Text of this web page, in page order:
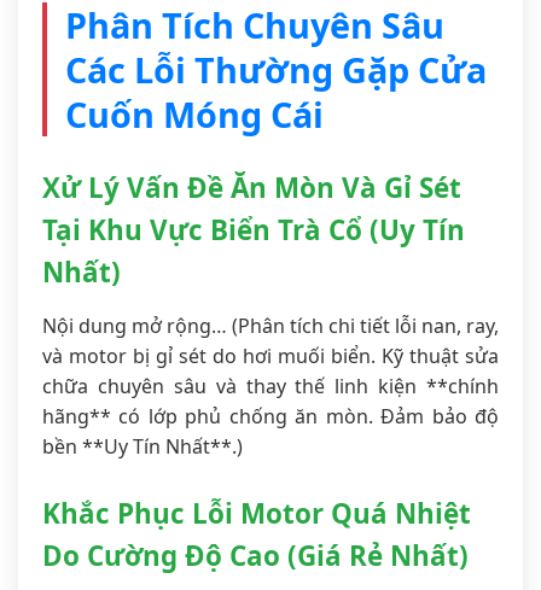
Phân Tích Chuyên Sâu
Các Lỗi Thường Gặp Cửa
Cuốn Móng Cái
Xử Lý Vấn Đề Ăn Mòn Và Gỉ Sét
Tại Khu Vực Biển Trà Cổ (Uy Tín
Nhất)
Nội dung mở rộng… (Phân tích chi tiết lỗi nan, ray,
và motor bị gỉ sét do hơi muối biển. Kỹ thuật sửa
chữa chuyên sâu và thay thế linh kiện **chính
hãng** có lớp phủ chống ăn mòn. Đảm bảo độ
bền **Uy Tín Nhất**.)
Khắc Phục Lỗi Motor Quá Nhiệt
Do Cường Độ Cao (Giá Rẻ Nhất)